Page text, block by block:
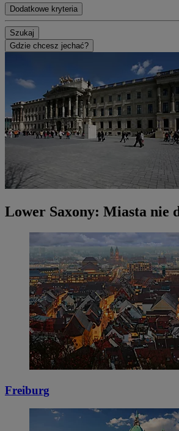
Dodatkowe kryteria
Szukaj
Gdzie chcesz jechać?
Lower Saxony: Miasta nie
Freiburg